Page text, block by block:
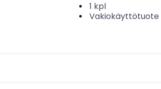
1 kpl
Vakiokäyttötuote